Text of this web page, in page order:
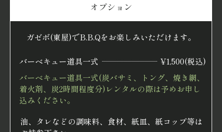
オプション
ガゼボ(東屋)でB.B.Qをお楽しみいただけます。
バーベキュー道具一式
¥1,500(税込)
バーベキュー道具一式(炭バサミ、トング、焼き網、
着火剤、炭2時間程度分)レンタルの際は予めお申し
込みください。
油、タレなどの調味料、食材、紙皿、紙コップ等は